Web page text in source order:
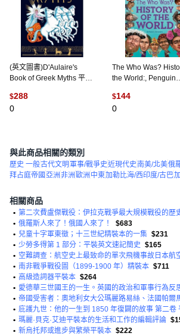
(英文圖書)D'Aulaire's
Book of Greek Myths 平裝
$288
0
The Who Was?
the World:, Penguin
$144
0
與此商品相關的類別
歷史 一般古代文明軍事/戰爭史近現代史 南美/北美俄
拜占庭帝國 亞洲 非洲 歐洲 中東加勒比海/西印度/古巴
相關商品
• 第二次費盧傑戰役：伊拉克戰爭最大規模戰役的歷
• 俄羅斯人來了！俄國人來了！
$683
• 兒童十字軍東徵；十三世紀精裝本的一集 $231
• 少勞多得第 1 部分：平裝英文速記簡史 $165
•
• 南非戰爭戰役圖（1899-1900 年）精裝本 $711
• 高級造詞器平裝本 $264
• 愛德華三世國王的一生。英國的政治和軍事行為反
•
• 庇護九世：他的一生到 1850 年復闢的故事 第二卷
• 瑪麗·貝克·艾迪平裝本的生活和工作的編輯評論
• 新烏托邦或進步與繁榮平裝本 $222